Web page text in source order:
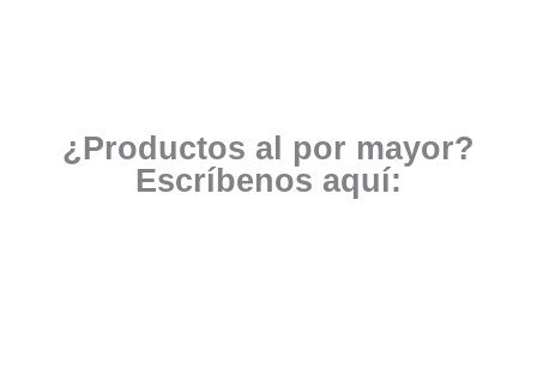
¿Productos al por mayor?
Escríbenos aquí: